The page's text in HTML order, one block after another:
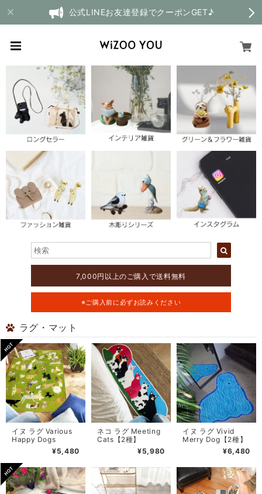
公式LINEお友達登録でクーポンGET♪
7,000円以上のご購入で送料無料
※ご購入前に必ずお読みください
ラグ・マット
イヌ ラグ Various
Happy Dogs
¥5,480
ネコ ラグ Meeting
Cats【2種】
¥5,980
イヌ ラグ Vivid
Merry Dog【2種】
¥6,480